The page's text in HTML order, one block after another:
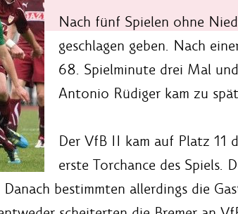
Nach fünf Spielen ohne
geschlagen geben. Nach
68. Spielminute drei Mal
Antonio Rüdiger kam zu
Der VfB II kam auf Platz 11
erste Torchance des Spiels.
bestimmten allerdings die